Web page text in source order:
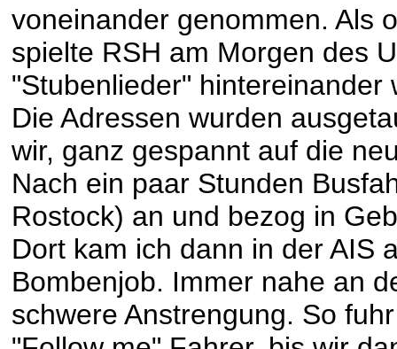
voneinander genommen. Als
spielte RSH am Morgen des
"Stubenlieder"
Die Adressen wurden
wir, ganz gespannt auf die
Nach ein paar Stunden
Rostock) an und bezog in
Dort kam ich dann in der AIS
Bombenjob. Immer nahe an
schwere Anstrengung. So